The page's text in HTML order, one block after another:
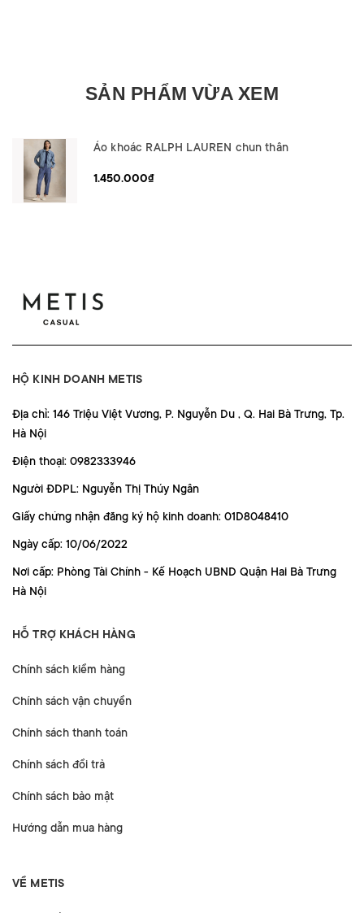
SẢN PHẨM VỪA XEM
Áo khoác RALPH LAUREN chun thân
1.450.000₫
HỘ KINH DOANH METIS
Địa chỉ: 146 Triệu Việt Vương, P. Nguyễn Du , Q. Hai Bà Trưng, Tp.
Hà Nội
Điện thoại: 0982333946
Người ĐDPL: Nguyễn Thị Thúy Ngân
Giấy chứng nhận đăng ký hộ kinh doanh: 01D8048410
Ngày cấp: 10/06/2022
Nơi cấp: Phòng Tài Chính - Kế Hoạch UBND Quận Hai Bà Trưng
Hà Nội
HỖ TRỢ KHÁCH HÀNG
Chính sách kiểm hàng
Chính sách vận chuyển
Chính sách thanh toán
Chính sách đổi trả
Chính sách bảo mật
Hướng dẫn mua hàng
VỀ METIS